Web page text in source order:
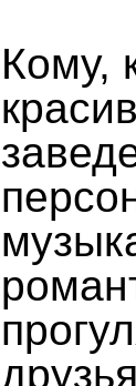
Кому,